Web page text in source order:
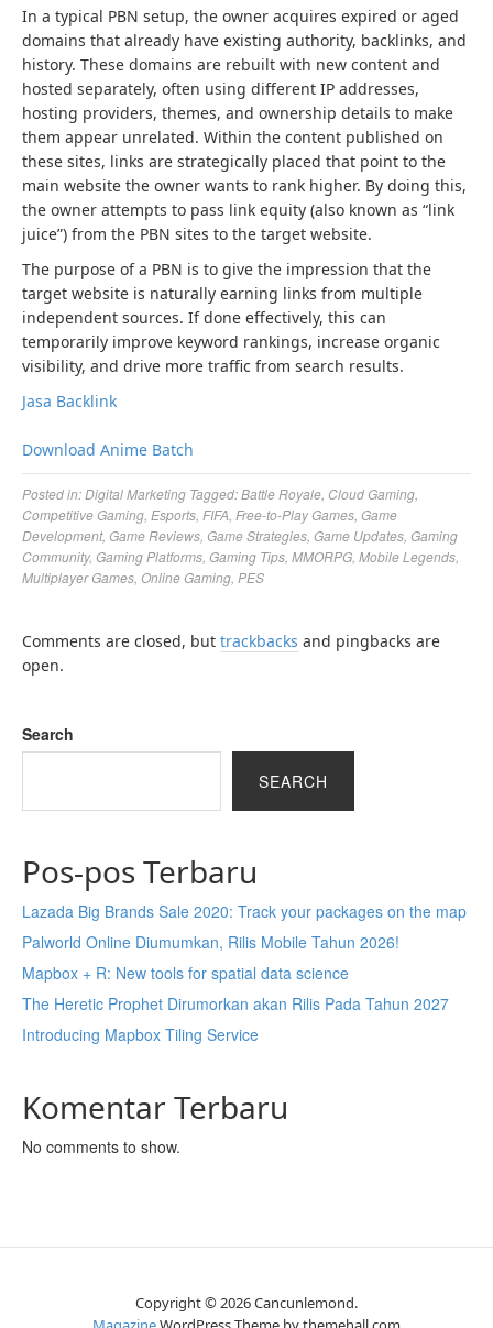
In a typical PBN setup, the owner acquires expired or aged
domains that already have existing authority, backlinks, and
history. These domains are rebuilt with new content and
hosted separately, often using different IP addresses,
hosting providers, themes, and ownership details to make
them appear unrelated. Within the content published on
these sites, links are strategically placed that point to the
main website the owner wants to rank higher. By doing this,
the owner attempts to pass link equity (also known as “link
juice”) from the PBN sites to the target website.
The purpose of a PBN is to give the impression that the
target website is naturally earning links from multiple
independent sources. If done effectively, this can
temporarily improve keyword rankings, increase organic
visibility, and drive more traffic from search results.
Jasa Backlink
Download Anime Batch
Posted in:Digital Marketing Tagged:Battle Royale Cloud Gaming
Competitive Gaming Esports FIFA Free-to-Play Games Game
Development, Game Reviews Game Strategies Game Updates Gaming
Community, Gaming Platforms Gaming Tips MMORPG Mobile Legends
Multiplayer Games Online Gaming PES
Comments are closed, but trackbacks and pingbacks are
open.
Search
SEARCH
Pos-pos Terbaru
Lazada Big Brands Sale 2020: Track your packages on the map
Palworld Online Diumumkan, Rilis Mobile Tahun 2026!
Mapbox + R: New tools for spatial data science
The Heretic Prophet Dirumorkan akan Rilis Pada Tahun 2027
Introducing Mapbox Tiling Service
Komentar Terbaru
No comments to show.
Copyright © 2026 Cancunlemond.